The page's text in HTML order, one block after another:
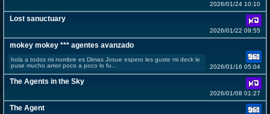
2026/01/24 10:10
Lost sanuctuary
2026/01/22 09:55
mokey mokey *** agentes avanzado
hola a todos mi nombre es Dimas Josue espero les guste mi deck le
puse mucho amor poco a poco lo fu...
2026/01/16 05:04
The Agents in the Sky
2026/01/08 01:27
The Agent